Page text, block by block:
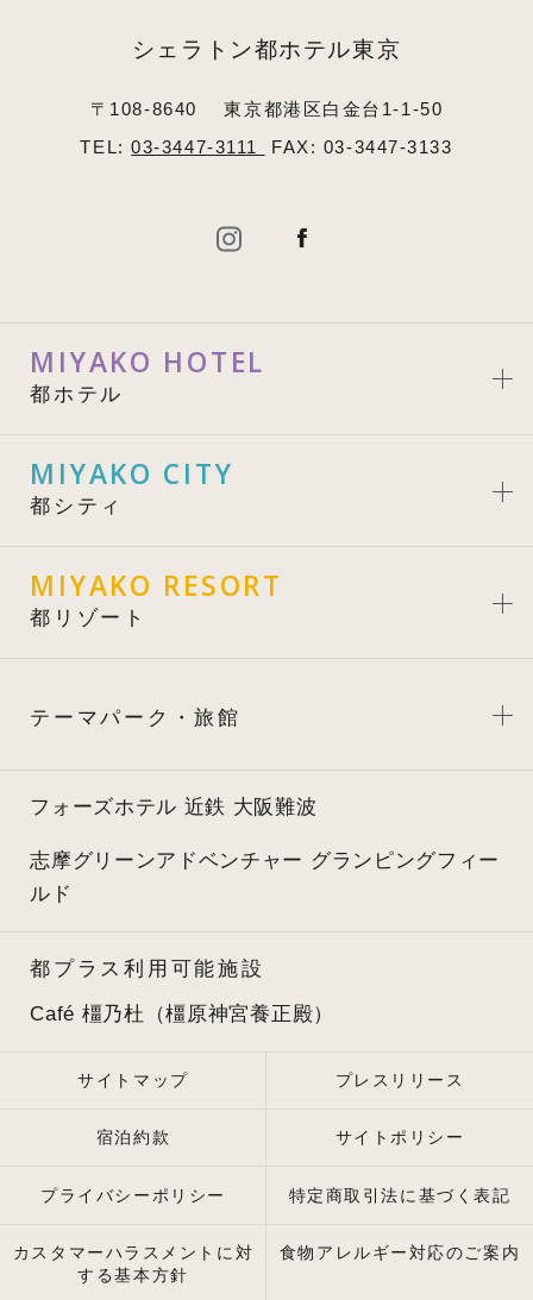
シェラトン都ホテル東京
〒108-8640
東京都港区白金台1-1-50
TEL:03-3447-3111 FAX: 03-3447-3133
MIYAKO HOTEL
都ホテル
MIYAKO CITY
都シティ
MIYAKO RESORT
都リゾート
テーマパーク・旅館
フォーズホテル 近鉄 大阪難波
志摩グリーンアドベンチャー グランピングフィー
ルド
都プラス利用可能施設
Café 橿乃杜（橿原神宮養正殿）
サイトマップ プレスリリース
宿泊約款 サイトポリシー
プライバシーポリシー 特定商取引法に基づく表記
カスタマーハラスメントに対
する基本方針
食物アレルギー対応のご案内